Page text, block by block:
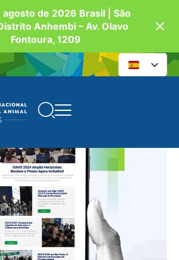
agosto de 2026 Brasil | São
Anhembi – Av. Olavo
Fontoura, 1209